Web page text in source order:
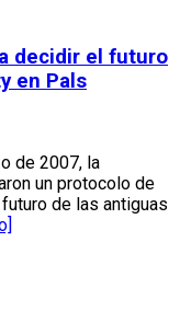
decidir el futuro
en Pals
de 2007, la
un protocolo de
de las antiguas